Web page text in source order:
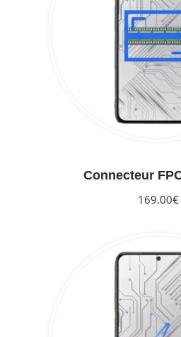
Connecteur
169.00€